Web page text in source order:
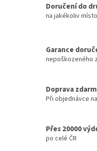
Doručení do
na jakékoliv místo
Garance
nepoškozeného
Doprava
Při objednávce
Přes 20000
po celé ČR